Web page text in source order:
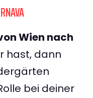
Wien nach
hast, dann
bei deiner